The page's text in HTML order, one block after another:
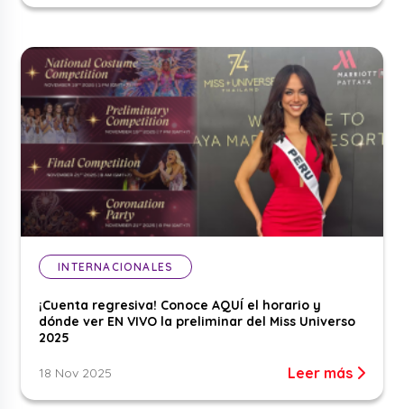
INTERNACIONALES
¡Cuenta regresiva! Conoce AQUÍ el horario y
dónde ver EN VIVO la preliminar del Miss Universo
2025
18 Nov 2025 Leer más